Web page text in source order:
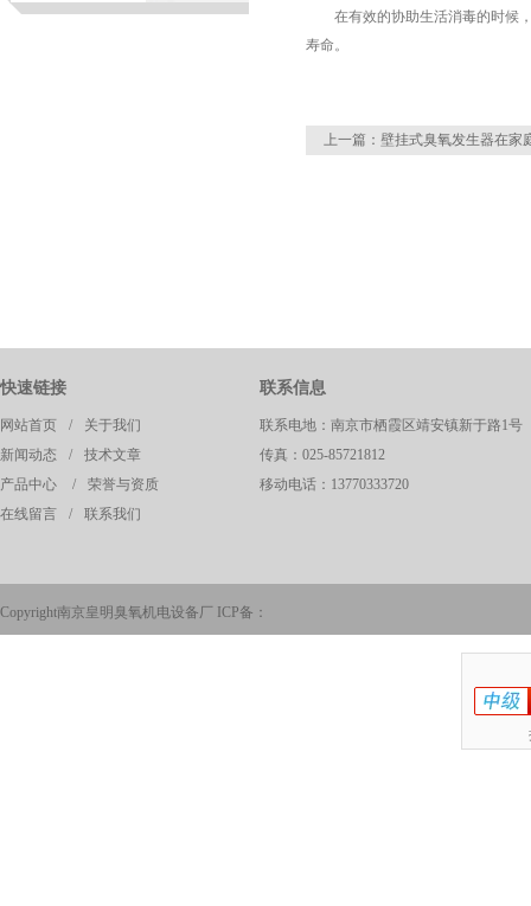
在有效的协助生活消毒的时候，
寿命。
上一篇： 壁挂式臭氧发生器在家
快速链接
网站首页 /
关于我们
新闻动态
/
技术文章
产品中心
/
荣誉与资质
在线留言
/ 联系我们
联系信息
联系电地：南京市栖霞区靖安镇新于路1号
传真：025-85721812
移动电话：13770333720
Copyright南京皇明臭氧机电设备厂 ICP备：